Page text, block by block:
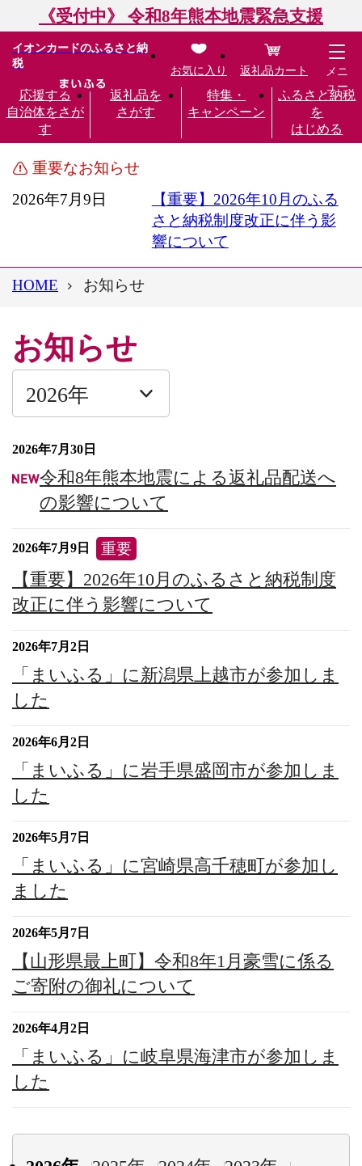
《受付中》 令和8年熊本地震緊急支援
イオンカードのふるさと納
税
応援する
自治体をさが
す
返礼品を
さがす
特集・
キャンペーン
ふるさと納税
を
はじめる
お気に入り 返礼品カート
メニ
ュー
重要なお知らせ
2026年7月9日
【重要】2026年10月のふる
さと納税制度改正に伴う影
響について
HOME お知らせ
お知らせ
2026年7月30日
令和8年熊本地震による返礼品配送へ
の影響について
2026年7月9日 重要
【重要】2026年10月のふるさと納税制度
改正に伴う影響について
2026年7月2日
「まいふる」に新潟県上越市が参加しま
した
2026年6月2日
「まいふる」に岩手県盛岡市が参加しま
した
2026年5月7日
「まいふる」に宮崎県高千穂町が参加し
ました
2026年5月7日
【山形県最上町】令和8年1月豪雪に係る
ご寄附の御礼について
2026年4月2日
「まいふる」に岐阜県海津市が参加しま
した